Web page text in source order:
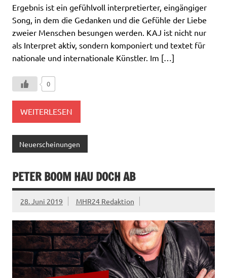
Ergebnis ist ein gefühlvoll interpretierter, eingängiger
Song, in dem die Gedanken und die Gefühle der Liebe
zweier Menschen besungen werden. KAJ ist nicht nur
als Interpret aktiv, sondern komponiert und textet für
nationale und internationale Künstler. Im […]
0
WEITERLESEN
Neuerscheinungen
PETER BOOM HAU DOCH AB
28. Juni 2019 MHR24 Redaktion